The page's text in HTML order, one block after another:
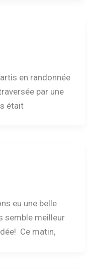
en randonnée
par une
était
eu une belle
semble meilleur
Ce matin,